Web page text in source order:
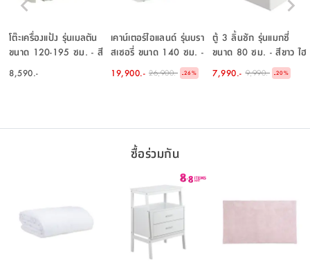
โต๊ะเครื่องแป้ง รุ่นเมลตัน
ขนาด 120-195 ซม. - สี
8,590.-
เคาน์เตอร์ไอแลนด์ รุ่นบรา
สเซอรี่ ขนาด 140 ซม. -
19,900.- 26,900.- -26%
ตู้ 3 ลิ้นชัก รุ่นแมกซี่
ขนาด 80 ซม. - สีขาว ไฮ
7,990.- 9,990.- -20%
ซื้อร่วมกัน